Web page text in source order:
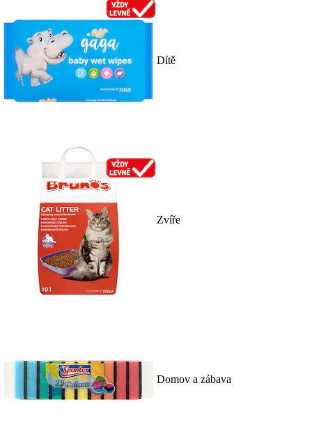
Dítě
Zvíře
Domov a zábava